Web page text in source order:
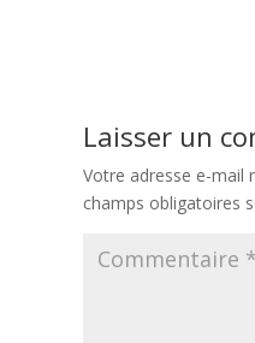
Laisser un
Votre adresse e-mail
champs obligatoires